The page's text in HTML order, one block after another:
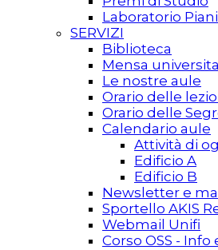
Laboratorio
SERVIZI
Biblioteca
Mensa
Le nostre aule
Orario delle
Orario delle
Calendario aule
Attività di
Edificio A
Edificio B
Newsletter e
Sportello AKIS
Webmail Unifi
Corso OSS - Info